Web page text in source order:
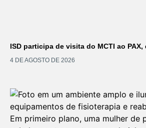
ISD participa de visita do MCTI ao PAX,
4 DE AGOSTO DE 2026